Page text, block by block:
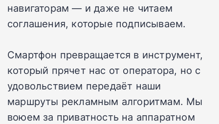
навигаторам — и даже не читаем
соглашения, которые подписываем.
Смартфон превращается в инструмент,
который прячет нас от оператора, но с
удовольствием передаёт наши
маршруты рекламным алгоритмам. Мы
воюем за приватность на аппаратном